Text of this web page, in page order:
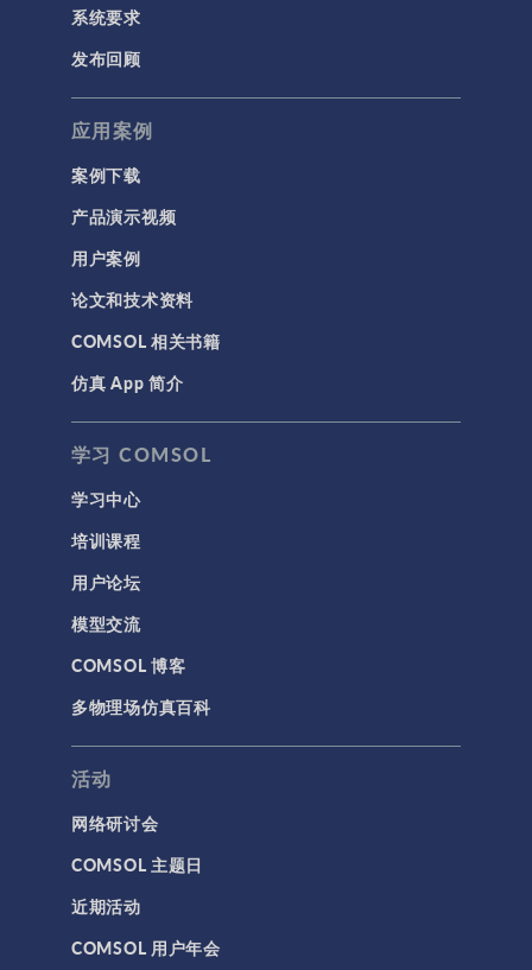
系统要求
发布回顾
应用案例
案例下载
产品演示视频
用户案例
论文和技术资料
COMSOL 相关书籍
仿真 App 简介
学习 COMSOL
学习中心
培训课程
用户论坛
模型交流
COMSOL 博客
多物理场仿真百科
活动
网络研讨会
COMSOL 主题日
近期活动
COMSOL 用户年会